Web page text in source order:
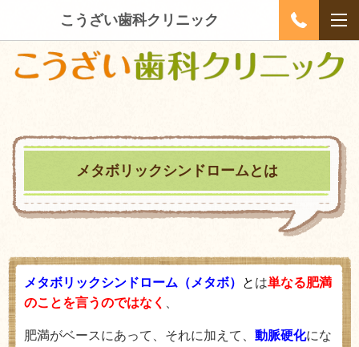
こうざい歯科クリニック
メタボリックシンドロームとは
メタボリックシンドローム（メタボ） と は単なる肥満
のことを言うのではなく
肥満がベースにあって、それに加えて、 動脈硬化にな